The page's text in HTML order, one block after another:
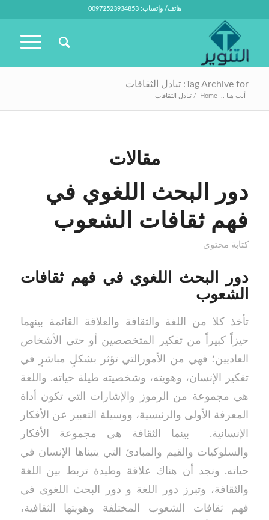
هاتف/ واتساب: 00972523934853
Tag Archive for: تبادل الثقافات
أنت هنا .. Home
/ تبادل الثقافات
مقالات
دور البحث اللغوي في
فهم ثقافات الشعوب
كتابة محتوى
دور البحث اللغوي في فهم ثقافات
الشعوب
تأخذ كلا من اللغة والثقافة والعلاقة القائمة بينهما
حيزاً كبيراً من تفكير المتخصصين أو حتى الأشخاص
العاديين؛ فهي من الأمورالتي تؤثر بشكلٍ مباشرٍ في
تفكير الإنسان، وهويته، وشخصيته طيلة حياته. واللغة
هي مجموعة من الرموز والإشارات التي تكون أداة
المعرفة الأولى والرئيسية، ووسيلة التعبير عن الأفكار
الإنسانية. بينما الثقافة هي مجموعة الأفكار
والسلوكيات والقيم والمبادئ التي يتبناها الإنسان في
حياته. ونجد أن هناك علاقة وطيدة تربط بين اللغة
والثقافة، وتبرز دور اللغة و دور البحث اللغوي في
فهم ثقافات الشعوب المختلفة وهويتها الثقافية،